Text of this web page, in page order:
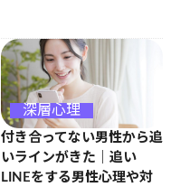
深層心理
付き合ってない男性から追
いラインがきた｜追い
LINEをする男性心理や対